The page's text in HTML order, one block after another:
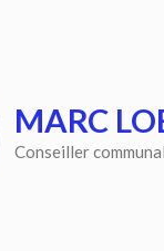
MARC
Conseiller